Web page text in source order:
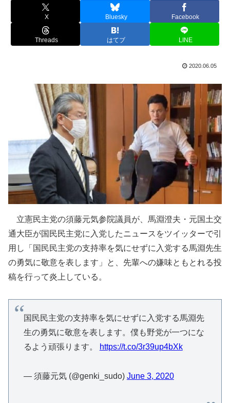
X Bluesky Facebook
Threads はてブ LINE
2020.06.05
立憲民主党の須藤元気参院議員が、馬淵澄夫・元国土交
通大臣が国民民主党に入党したニュースをツイッターで引
用し「国民民主党の支持率を気にせずに入党する馬淵先生
の勇気に敬意を表します」と、先輩への嫌味ともとれる投
稿を行って炎上している。
国民民主党の支持率を気にせずに入党する馬淵先
生の勇気に敬意を表します。僕も野党が一つにな
るよう頑張ります。
https://t.co/3r39up4bXk
— 須藤元気 (@genki_sudo) June 3, 2020